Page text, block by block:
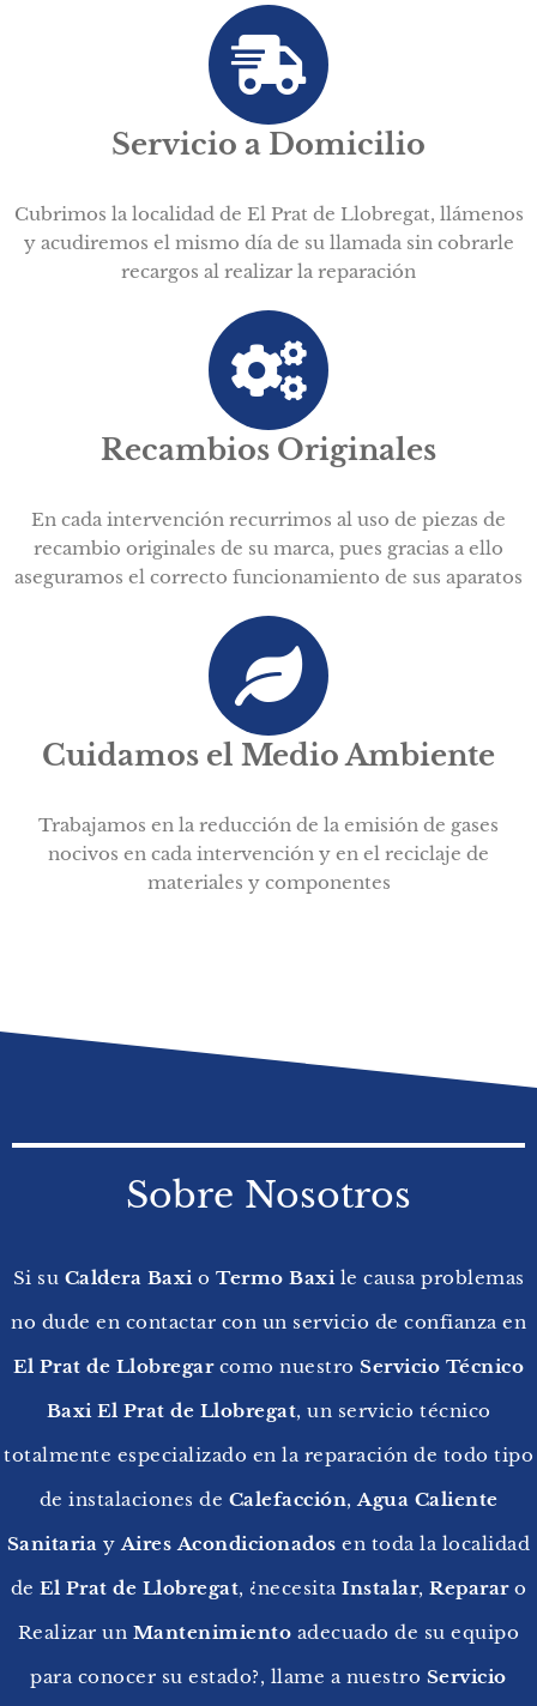
Servicio a Domicilio
Cubrimos la localidad de El Prat de Llobregat, llámenos
y acudiremos el mismo día de su llamada sin cobrarle
recargos al realizar la reparación
Recambios Originales
En cada intervención recurrimos al uso de piezas de
recambio originales de su marca, pues gracias a ello
aseguramos el correcto funcionamiento de sus aparatos
Cuidamos el Medio Ambiente
Trabajamos en la reducción de la emisión de gases
nocivos en cada intervención y en el reciclaje de
materiales y componentes
Sobre Nosotros
Si su Caldera Baxio Termo Baxile causa problemas
no dude en contactar con un servicio de confianza en
El Prat de Llobregarcomo nuestro Servicio Técnico
Baxi El Prat de Llobregat, un servicio técnico
totalmente especializado en la reparación de todo tipo
de instalaciones de Calefacción,Agua Caliente
Sanitaria yAires Acondicionados en toda la localidad
de El Prat de Llobregat, ¿necesita Instalar, Repararo
Realizar un Mantenimiento adecuado de su equipo
para conocer su estado?, llame a nuestro Servicio